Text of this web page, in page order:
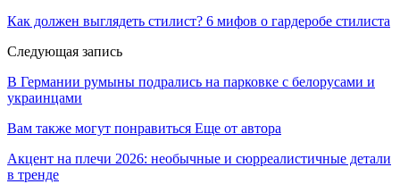
Как должен выглядеть стилист? 6 мифов о гардеробе стилиста
Следующая запись
В Германии румыны подрались на парковке с белорусами и
украинцами
Вам также могут понравиться Еще от автора
Акцент на плечи 2026: необычные и сюрреалистичные детали
в тренде